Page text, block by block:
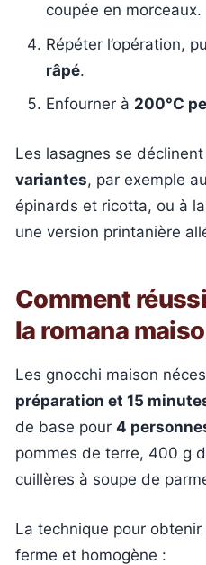
coupée en morceaux.
Répéter l’opération,
râpé.
Enfourner à 200°C
Les lasagnes se déclinent
variantes, par exemple
épinards et ricotta, ou à
une version printanière
Comment
la romana
Les gnocchi maison
préparation et 15
de base pour 4
pommes de terre, 400 g
cuillères à soupe de
La technique pour
ferme et homogène :